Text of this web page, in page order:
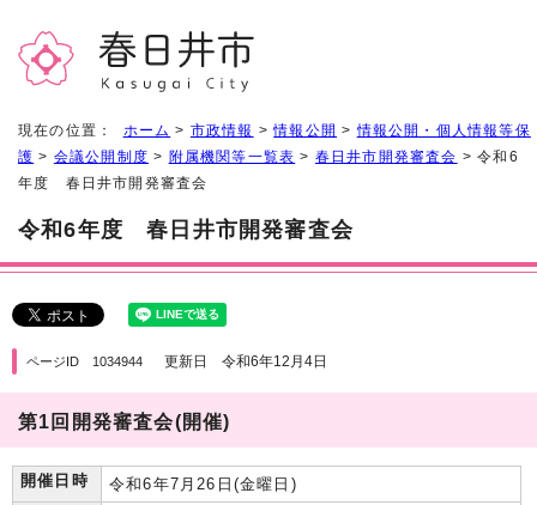
現在の位置： ホーム > 市政情報 >情報公開 >情報公開・個人情報等保
護 > 会議公開制度 > 附属機関等一覧表 > 春日井市開発審査会 > 令和6
年度 春日井市開発審査会
令和6年度 春日井市開発審査会
ページID 1034944 更新日 令和6年12月4日
第1回開発審査会(開催)
開催日時
令和6年7月26日(金曜日)